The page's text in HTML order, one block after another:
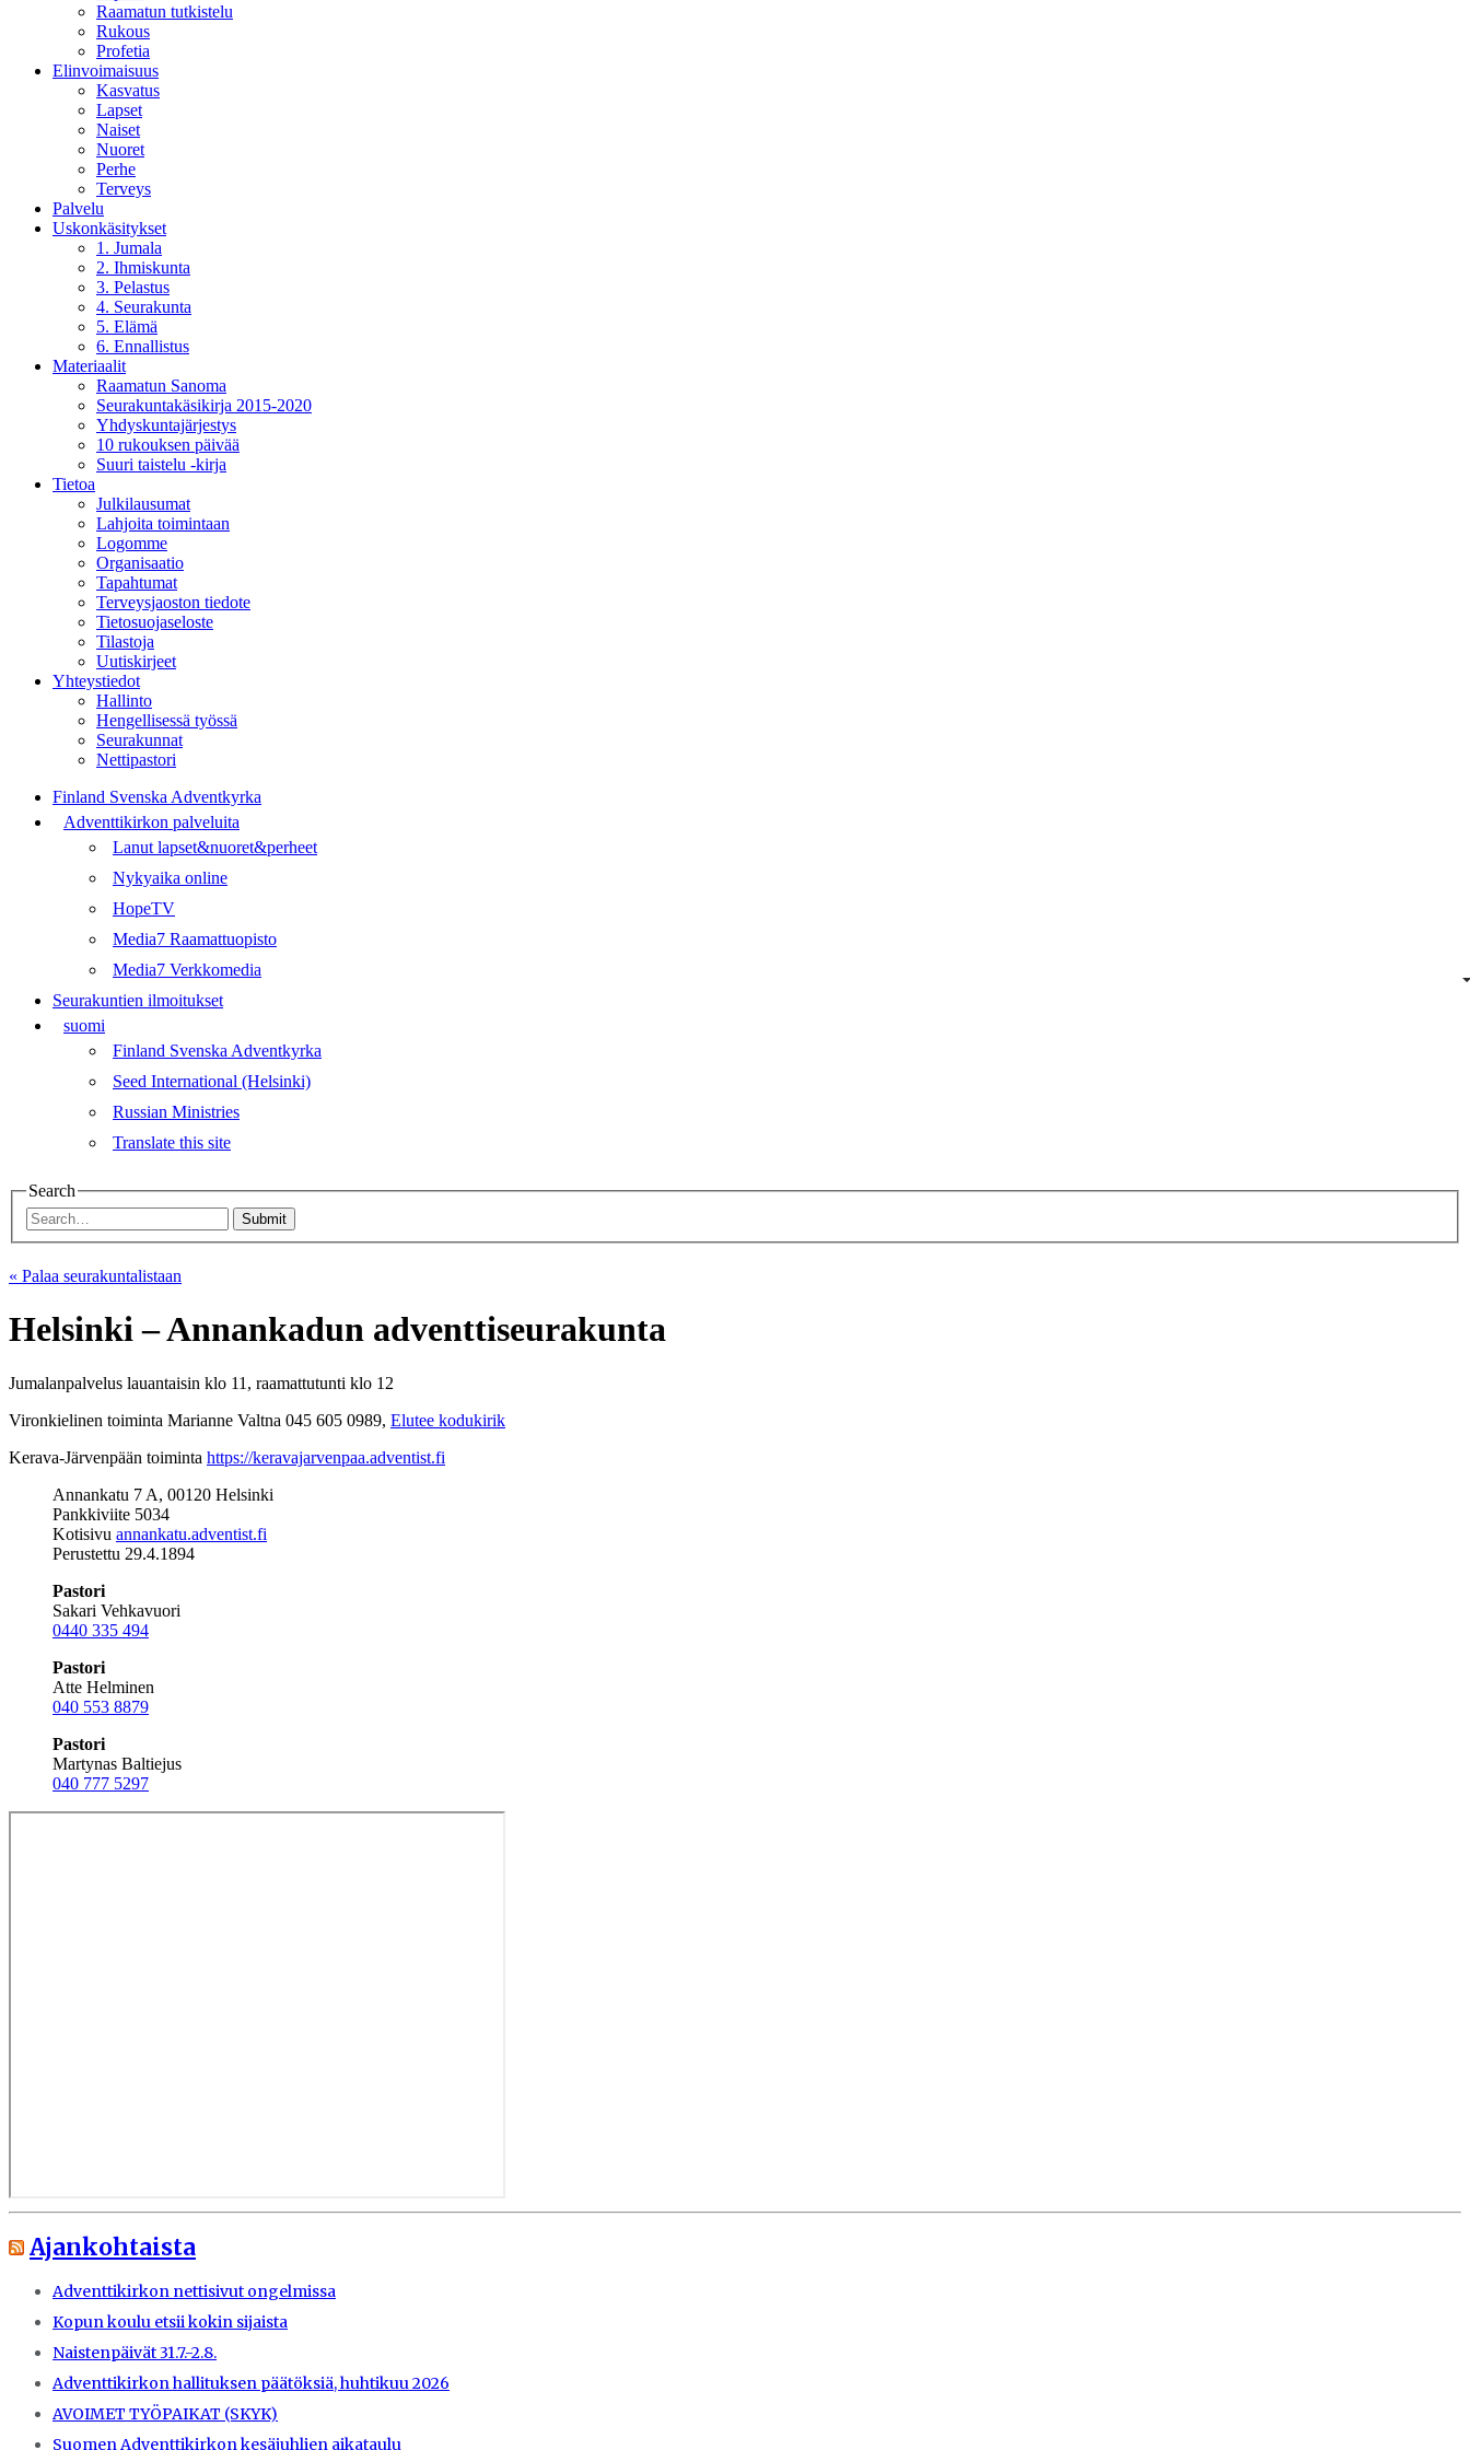
Raamatun tutkistelu
Rukous
Profetia
Elinvoimaisuus
Kasvatus
Lapset
Naiset
Nuoret
Perhe
Terveys
Palvelu
Uskonkäsitykset
1. Jumala
2. Ihmiskunta
3. Pelastus
4. Seurakunta
5. Elämä
6. Ennallistus
Materiaalit
Raamatun Sanoma
Seurakuntakäsikirja 2015-2020
Yhdyskuntajärjestys
10 rukouksen päivää
Suuri taistelu -kirja
Tietoa
Julkilausumat
Lahjoita toimintaan
Logomme
Organisaatio
Tapahtumat
Terveysjaoston tiedote
Tietosuojaseloste
Tilastoja
Uutiskirjeet
Yhteystiedot
Hallinto
Hengellisessä työssä
Seurakunnat
Nettipastori
Finland Svenska Adventkyrka
Adventtikirkon palveluita
Lanut lapset&nuoret&perheet
Nykyaika online
HopeTV
Media7 Raamattuopisto
Media7 Verkkomedia
Seurakuntien ilmoitukset
suomi
Finland Svenska Adventkyrka
Seed International (Helsinki)
Russian Ministries
Translate this site
Search
Submit
« Palaa seurakuntalistaan
Helsinki – Annankadun adventtiseurakunta
Jumalanpalvelus lauantaisin klo 11, raamattutunti klo 12
Vironkielinen toiminta Marianne Valtna 045 605 0989, Elutee kodukirik
Kerava-Järvenpään toiminta https://keravajarvenpaa.adventist.fi
Annankatu 7 A, 00120 Helsinki
Pankkiviite 5034
Kotisivu annankatu.adventist.fi
Perustettu 29.4.1894
Pastori
Sakari Vehkavuori
0440 335 494
Pastori
Atte Helminen
040 553 8879
Pastori
Martynas Baltiejus
040 777 5297
Ajankohtaista
Adventtikirkon nettisivut ongelmissa
Kopun koulu etsii kokin sijaista
Naistenpäivät 31.7.-2.8.
Adventtikirkon hallituksen päätöksiä, huhtikuu 2026
AVOIMET TYÖPAIKAT (SKYK)
Suomen Adventtikirkon kesäjuhlien aikataulu